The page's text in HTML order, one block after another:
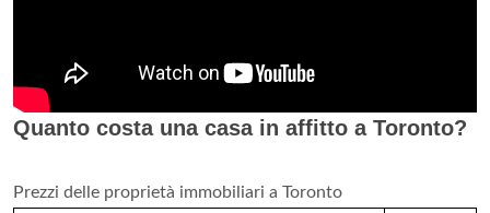
Quanto costa una casa in affitto a Toronto?
Prezzi delle proprietà immobiliari a Toronto